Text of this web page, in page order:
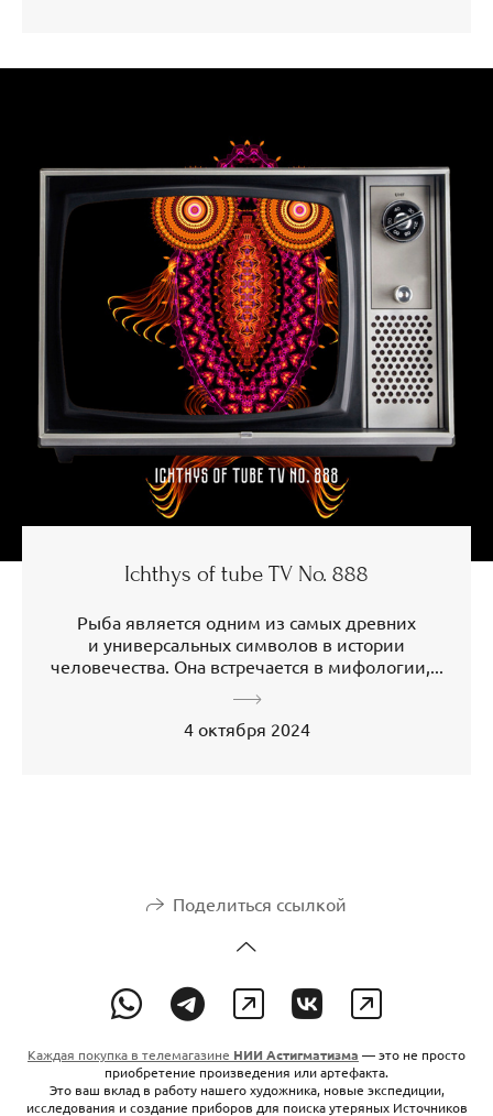
Ichthys of tube TV No. 888
Рыба является одним из самых древних
и универсальных символов в истории
человечества. Она встречается в мифологии,...
4 октября 2024
Поделиться ссылкой
Каждая покупка в телемагазине НИИ Астигматизма — это не просто
приобретение произведения или артефакта.
Это ваш вклад в работу нашего художника, новые экспедиции,
исследования и создание приборов для поиска утеряных Источников